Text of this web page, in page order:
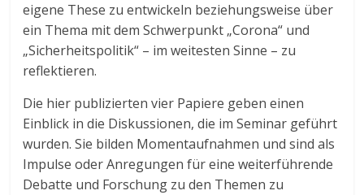
eigene These zu entwickeln beziehungsweise über
ein Thema mit dem Schwerpunkt „Corona“ und
„Sicherheitspolitik“ – im weitesten Sinne – zu
reflektieren.
Die hier publizierten vier Papiere geben einen
Einblick in die Diskussionen, die im Seminar geführt
wurden. Sie bilden Momentaufnahmen und sind als
Impulse oder Anregungen für eine weiterführende
Debatte und Forschung zu den Themen zu